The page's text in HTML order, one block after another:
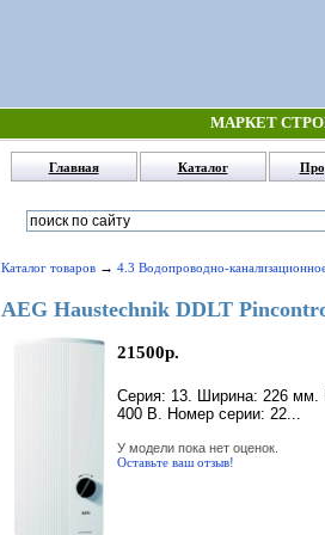
МАРКЕТ
Главная Каталог
Каталог товаров → 4.3 Водопроводно-
AEG Haustechnik DDLT
21500р.
Серия: 13. Ширина: 226 мм.
400 В. Номер серии: 22...
У модели пока нет оценок.
Оставьте ваш отзыв!